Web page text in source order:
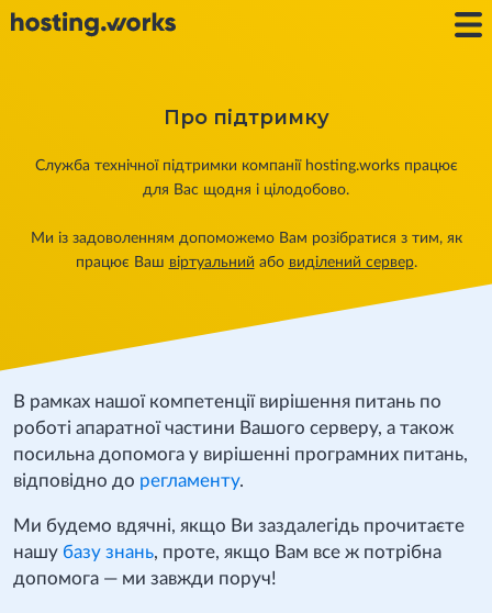
Про підтримку
Служба технічної підтримки компанії hosting.works працює
для Вас щодня і цілодобово.
Ми із задоволенням допоможемо Вам розібратися з тим, як
працює Ваш віртуальний або виділений сервер.
В рамках нашої компетенції вирішення питань по
роботі апаратної частини Вашого серверу, а також
посильна допомога у вирішенні програмних питань,
відповідно до регламенту.
Ми будемо вдячні, якщо Ви заздалегідь прочитаєте
нашу базу знань, проте, якщо Вам все ж потрібна
допомога — ми завжди поруч!